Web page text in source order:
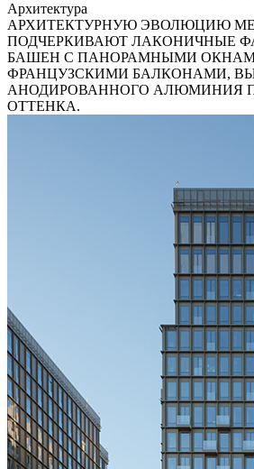
Архитектура
АРХИТЕКТУРНУЮ ЭВОЛЮЦИЮ
ПОДЧЕРКИВАЮТ ЛАКОНИЧНЫЕ
БАШЕН С ПАНОРАМНЫМИ
ФРАНЦУЗСКИМИ БАЛКОНАМИ,
АНОДИРОВАННОГО АЛЮМИНИЯ
ОТТЕНКА.